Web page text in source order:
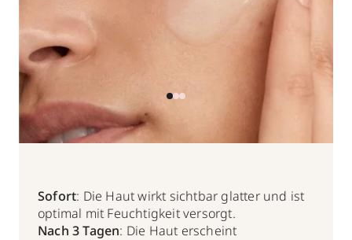
Sofort: Die Haut wirkt sichtbar glatter und ist
optimal mit Feuchtigkeit versorgt.
Nach 3 Tagen: Die Haut erscheint